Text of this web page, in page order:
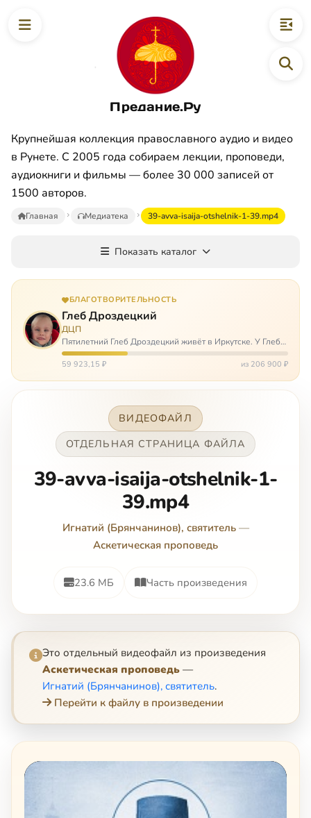
Предание.Ру
Крупнейшая коллекция православного аудио и видео
в Рунете. С 2005 года собираем лекции, проповеди,
аудиокниги и фильмы — более 30 000 записей от
1500 авторов.
Главная Медиатека 39-avva-isaija-otshelnik-1-39.mp4
Показать каталог
БЛАГОТВОРИТЕЛЬНОСТЬ
Глеб Дроздецкий
ДЦП
Пятилетний Глеб Дроздецкий живёт в Иркутске. У Глеба
ДЦП из-за перенесённого в младенчестве менингита,
но его положение осложняется эпилепсией, с которой
59 923,15 ₽ из 206 900 ₽
ВИДЕОФАЙЛ
ОТДЕЛЬНАЯ СТРАНИЦА ФАЙЛА
39-avva-isaija-otshelnik-1-
39.mp4
Игнатий (Брянчанинов), святитель—
Аскетическая проповедь
23.6 МБ Часть произведения
Это отдельный видеофайл из произведения
Аскетическая проповедь —
Игнатий (Брянчанинов), святитель.
Перейти к файлу в произведении